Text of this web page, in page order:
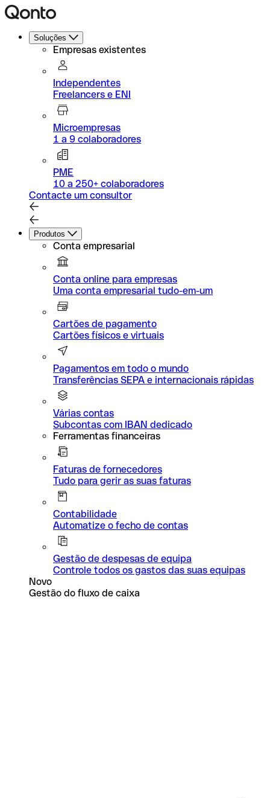
Soluções
Empresas existentes
Independentes
Freelancers e ENI
Microempresas
1 a 9 colaboradores
PME
10 a 250+ colaboradores
Contacte um consultor
Produtos
Conta empresarial
Conta online para empresas
Uma conta empresarial tudo-em-um
Cartões de pagamento
Cartões físicos e virtuais
Pagamentos em todo o mundo
Transferências SEPA e internacionais rápidas
Várias contas
Subcontas com IBAN dedicado
Ferramentas financeiras
Faturas de fornecedores
Tudo para gerir as suas faturas
Contabilidade
Automatize o fecho de contas
Gestão de despesas de equipa
Controle todos os gastos das suas equipas
Novo
Gestão do fluxo de caixa